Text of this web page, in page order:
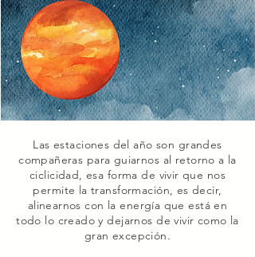
Las estaciones del año son grandes
compañeras para guiarnos al retorno a la
ciclicidad, esa forma de vivir que nos
permite la transformación, es decir,
alinearnos con la energía que está en
todo lo creado y dejarnos de vivir como la
gran excepción.